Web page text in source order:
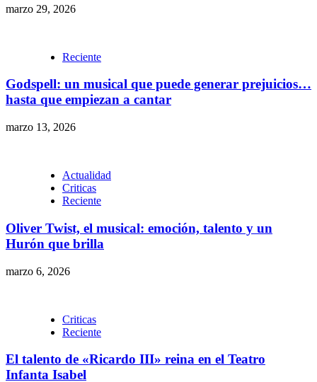
marzo 29, 2026
Reciente
Godspell: un musical que puede generar prejuicios…
hasta que empiezan a cantar
marzo 13, 2026
Actualidad
Criticas
Reciente
Oliver Twist, el musical: emoción, talento y un
Hurón que brilla
marzo 6, 2026
Criticas
Reciente
El talento de «Ricardo III» reina en el Teatro
Infanta Isabel